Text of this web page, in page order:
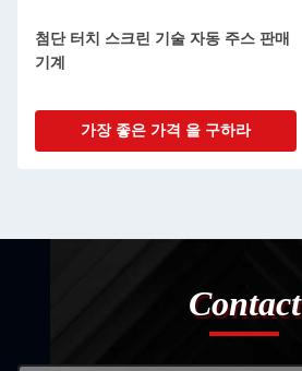
첨단 터치 스크린 기술 자동 주스 판매
기계
가장 좋은 가격 을 구하라
Contact